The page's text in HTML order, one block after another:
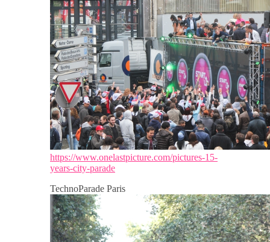
https://www.onelastpicture.com/pictures-15-
years-city-parade
TechnoParade Paris